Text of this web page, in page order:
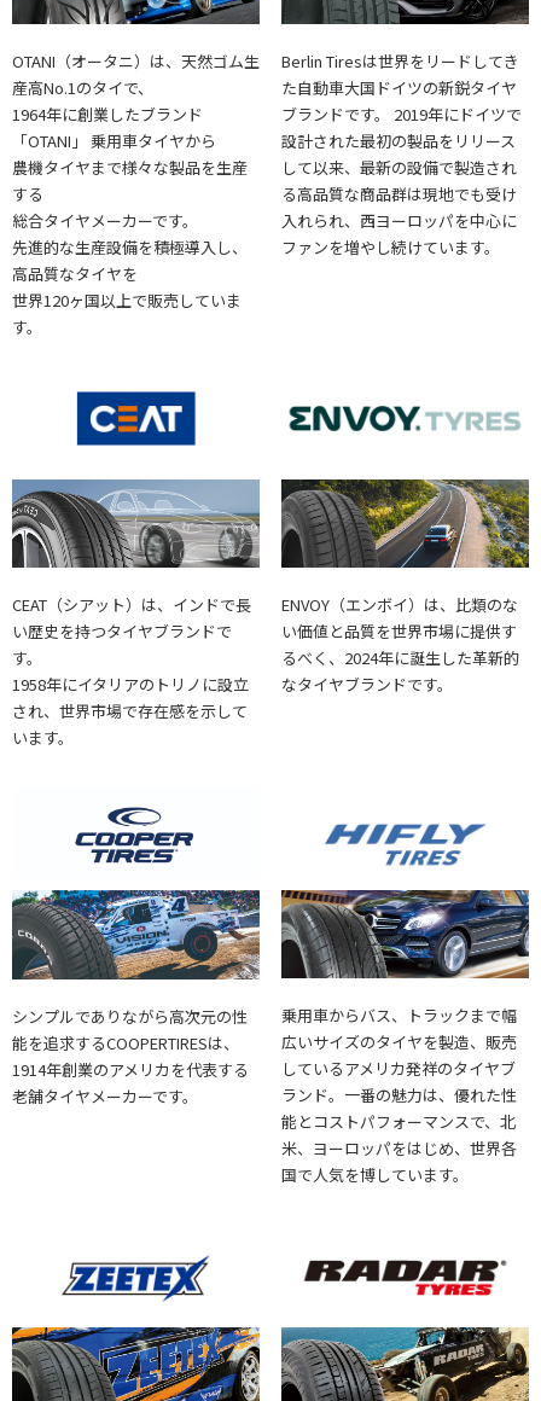
OTANI（オータニ）は、天然ゴム生
産高No.1のタイで、
1964年に創業したブランド
「OTANI」 乗用車タイヤから
農機タイヤまで様々な製品を生産
する
総合タイヤメーカーです。
先進的な生産設備を積極導入し、
高品質なタイヤを
世界120ヶ国以上で販売していま
す。
Berlin Tiresは世界をリードしてき
た自動車大国ドイツの新鋭タイヤ
ブランドです。 2019年にドイツで
設計された最初の製品をリリース
して以来、最新の設備で製造され
る高品質な商品群は現地でも受け
入れられ、西ヨーロッパを中心に
ファンを増やし続けています。
CEAT（シアット）は、インドで長
い歴史を持つタイヤブランドで
す。
1958年にイタリアのトリノに設立
され、世界市場で存在感を示して
います。
ENVOY（エンボイ）は、比類のな
い価値と品質を世界市場に提供す
るべく、2024年に誕生した革新的
なタイヤブランドです。
シンプルでありながら高次元の性
能を追求するCOOPERTIRESは、
1914年創業のアメリカを代表する
老舗タイヤメーカーです。
乗用車からバス、トラックまで幅
広いサイズのタイヤを製造、販売
しているアメリカ発祥のタイヤブ
ランド。一番の魅力は、優れた性
能とコストパフォーマンスで、北
米、ヨーロッパをはじめ、世界各
国で人気を博しています。